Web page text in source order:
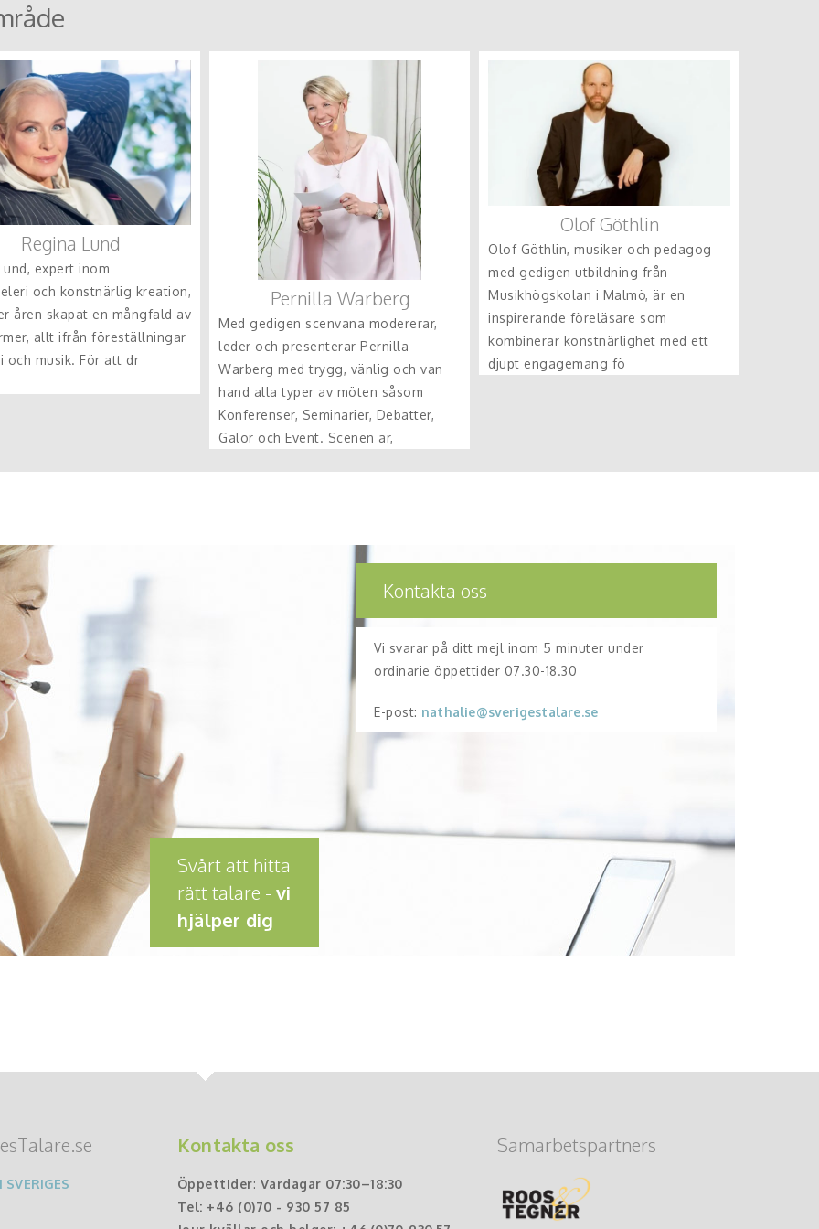
Regina Lund
expert inom
och konstnärlig kreation,
åren skapat en mångfald av
allt ifrån föreställningar
och musik. För att dr
Pernilla Warberg
Med gedigen scenvana modererar,
leder och presenterar Pernilla
Warberg med trygg, vänlig och van
hand alla typer av möten såsom
Konferenser, Seminarier, Debatter,
Galor och Event. Scenen är,
Olof Göthlin
Olof Göthlin, musiker och pedagog
med gedigen utbildning från
Musikhögskolan i Malmö, är en
inspirerande föreläsare som
kombinerar konstnärlighet med ett
djupt engagemang fö
Svårt att hitta
rätt talare - vi
hjälper dig
Kontakta oss
Vi svarar på ditt mejl inom 5 minuter under
ordinarie öppettider 07.30-18.30
E-post: nathalie@sverigestalare.se
SVERIGES
Kontakta oss
Öppettider: Vardagar 07:30–18:30
Tel: +46 (0)70 - 930 57 85
Samarbetspartners